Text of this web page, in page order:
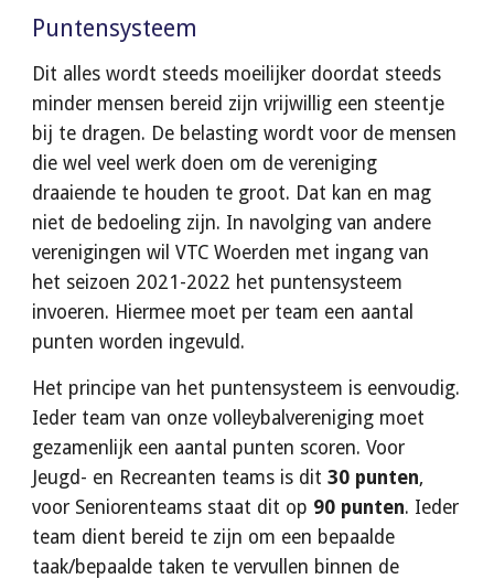
Puntensysteem
Dit alles wordt steeds moeilijker doordat steeds
minder mensen bereid zijn vrijwillig een steentje
bij te dragen. De belasting wordt voor de mensen
die wel veel werk doen om de vereniging
draaiende te houden te groot. Dat kan en mag
niet de bedoeling zijn. In navolging van andere
verenigingen wil VTC Woerden met ingang van
het seizoen 2021-2022 het puntensysteem
invoeren. Hiermee moet per team een aantal
punten worden ingevuld.
Het principe van het puntensysteem is eenvoudig.
Ieder team van onze volleybalvereniging moet
gezamenlijk een aantal punten scoren. Voor
Jeugd- en Recreanten teams is dit 30 punten,
voor Seniorenteams staat dit op 90 punten. Ieder
team dient bereid te zijn om een bepaalde
taak/bepaalde taken te vervullen binnen de